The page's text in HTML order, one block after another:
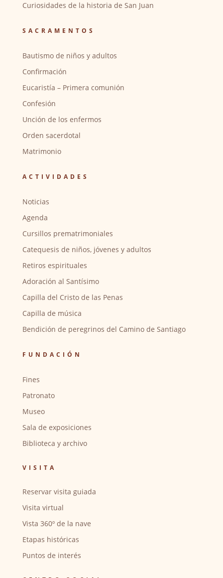
Curiosidades de la historia de San Juan
SACRAMENTOS
Bautismo de niños y adultos
Confirmación
Eucaristía – Primera comunión
Confesión
Unción de los enfermos
Orden sacerdotal
Matrimonio
ACTIVIDADES
Noticias
Agenda
Cursillos prematrimoniales
Catequesis de niños, jóvenes y adultos
Retiros espirituales
Adoración al Santísimo
Capilla del Cristo de las Penas
Capilla de música
Bendición de peregrinos del Camino de Santiago
FUNDACIÓN
Fines
Patronato
Museo
Sala de exposiciones
Biblioteca y archivo
VISITA
Reservar visita guiada
Visita virtual
Vista 360º de la nave
Etapas históricas
Puntos de interés